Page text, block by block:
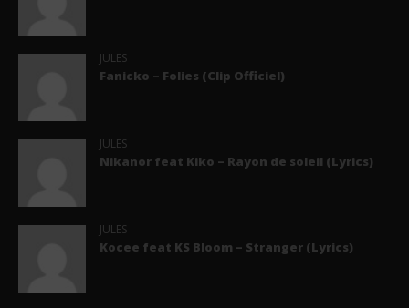
JULES
Fanicko – Folies (Clip Officiel)
JULES
Nikanor feat Kiko – Rayon de soleil (Lyrics)
JULES
Kocee feat KS Bloom – Stranger (Lyrics)